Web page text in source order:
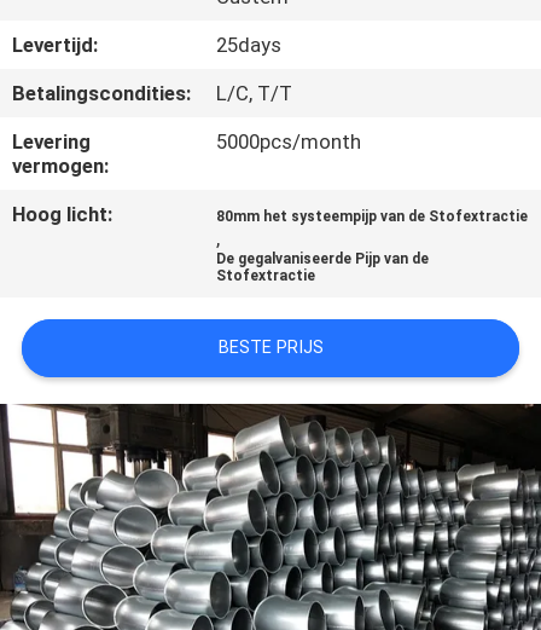
MET
ONS
OP
NIEUWS
SITEMAP
PRIVACY
POLICY
Levertijd:
25days
Betalingscondities:
L/C, T/T
Levering
vermogen:
5000pcs/month
Hoog licht: 80mm het systeempijp van de Stofextractie
,
De gegalvaniseerde Pijp van de
Stofextractie
BESTE PRIJS